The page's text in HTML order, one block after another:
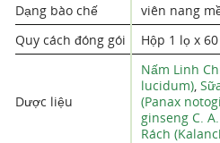
Dạng bào chế
viên nang
Quy cách đóng gói
Hộp 1 lọ x
Dược liệu
Nấm Linh
lucidum),
(Panax
ginseng C.
Rách